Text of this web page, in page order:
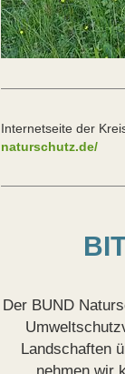
Internetseite der
naturschutz.de/
Der BUND
Landschaften